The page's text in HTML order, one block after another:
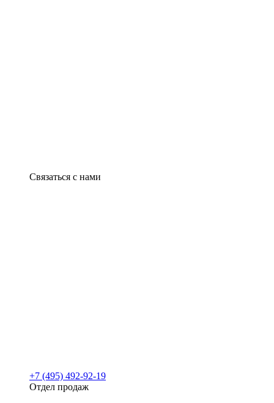
Связаться с нами
+7 (495) 492-92-19
Отдел продаж